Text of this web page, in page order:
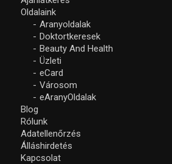
Oldalaink
Aranyoldalak
Doktortkeresek
Beauty And Health
Üzleti
eCard
Városom
eAranyOldalak
Blog
Rólunk
Adatellenőrzés
Álláshirdetés
Kapcsolat